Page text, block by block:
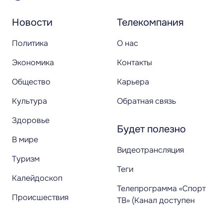
Новости
Политика
Экономика
Общество
Культура
Здоровье
В мире
Туризм
Калейдоскоп
Происшествия
Телекомпания
О нас
Контакты
Карьера
Обратная связь
Будет полезно
Видеотрансляция
Теги
Телепрограмма «Спорт
ТВ» (Канал доступен